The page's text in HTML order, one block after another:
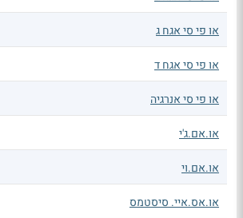
או פי סי אגח ג
או פי סי אגח ד
או פי סי אנרגיה
או.אם.ג'י
או.אם.וי
או.אס.איי. סיסטמס